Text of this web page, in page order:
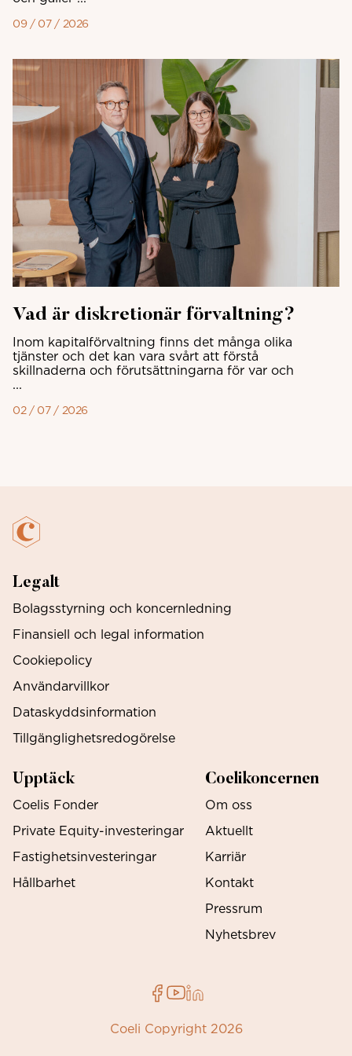
09 / 07 / 2026
Vad är diskretionär förvaltning?
Inom kapitalförvaltning finns det många olika
tjänster och det kan vara svårt att förstå
skillnaderna och förutsättningarna för var och
...
02 / 07 / 2026
Legalt
Bolagsstyrning och koncernledning
Finansiell och legal information
Cookiepolicy
Användarvillkor
Dataskyddsinformation
Tillgänglighetsredogörelse
Upptäck
Coelis Fonder
Private Equity-investeringar
Fastighetsinvesteringar
Hållbarhet
Coelikoncernen
Om oss
Aktuellt
Karriär
Kontakt
Pressrum
Nyhetsbrev
Coeli Copyright 2026